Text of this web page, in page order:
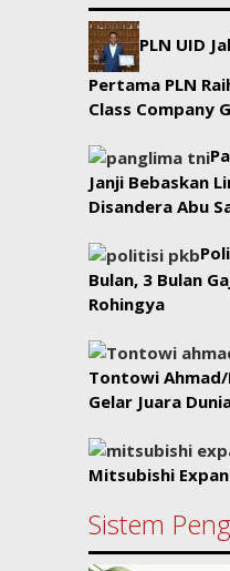
PLN UID
Pertama PLN
Class Company
Janji Bebaskan
Disandera Abu
Bulan, 3 Bulan
Rohingya
Tontowi
Gelar Juara
Mitsubishi
Sistem